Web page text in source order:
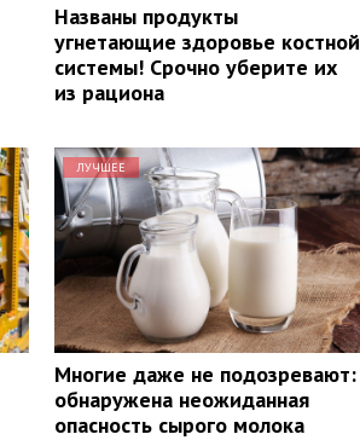
Названы продукты
угнетающие здоровье костной
системы! Срочно уберите их
из рациона
ЛУЧШЕЕ
Многие даже не подозревают:
обнаружена неожиданная
опасность сырого молока